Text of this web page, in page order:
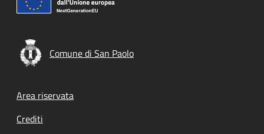
Comune di San Paolo
Footer menu
Area riservata
Crediti